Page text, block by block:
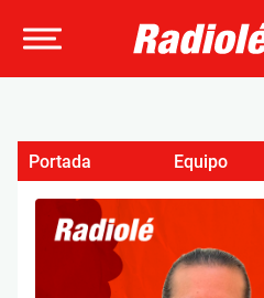
Portada Equipo